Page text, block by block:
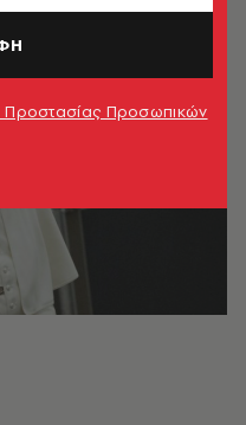
Προστασίας Προσωπικών